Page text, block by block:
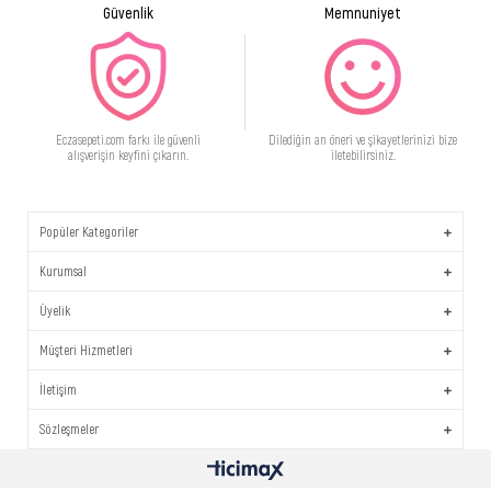
Güvenlik
Eczasepeti.com farkı ile güvenli
alışverişin keyfini çıkarın.
Memnuniyet
Dilediğin an öneri ve şikayetlerinizi bize
iletebilirsiniz.
Popüler Kategoriler
Kurumsal
Üyelik
Müşteri Hizmetleri
İletişim
Sözleşmeler